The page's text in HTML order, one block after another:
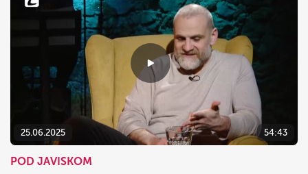
25.06.2025 54:43
POD JAVISKOM